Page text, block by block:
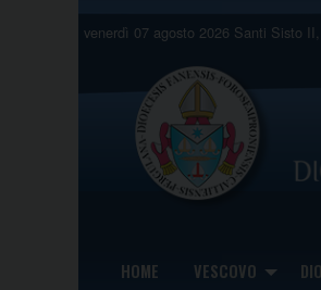
venerdì 07 agosto 2026 Santi Sisto
HOME VESCOVO